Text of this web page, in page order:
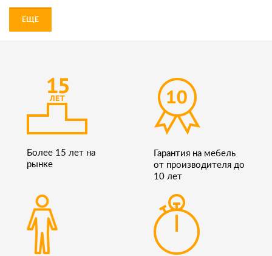
ЕЩЕ
Более 15 лет на
рынке
Гарантия на мебель
от производителя до
10 лет